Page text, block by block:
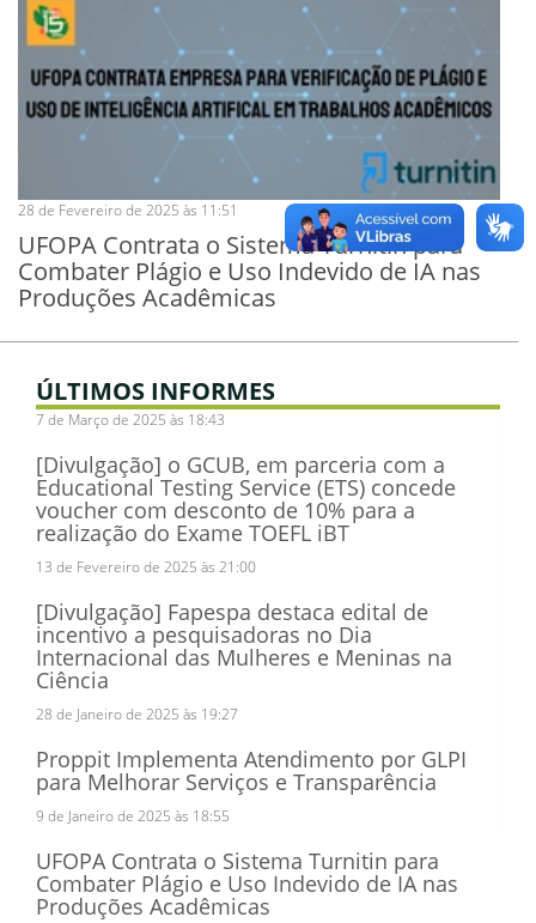
28 de Fevereiro de 2025 às 11:51
UFOPA Contrata o Sistema Turnitin para
Combater Plágio e Uso Indevido de IA nas
Produções Acadêmicas
ÚLTIMOS INFORMES
7 de Março de 2025 às 18:43
[Divulgação] o GCUB, em parceria com a
Educational Testing Service (ETS) concede
voucher com desconto de 10% para a
realização do Exame TOEFL iBT
13 de Fevereiro de 2025 às 21:00
[Divulgação] Fapespa destaca edital de
incentivo a pesquisadoras no Dia
Internacional das Mulheres e Meninas na
Ciência
28 de Janeiro de 2025 às 19:27
Proppit Implementa Atendimento por GLPI
para Melhorar Serviços e Transparência
9 de Janeiro de 2025 às 18:55
UFOPA Contrata o Sistema Turnitin para
Combater Plágio e Uso Indevido de IA nas
Produções Acadêmicas